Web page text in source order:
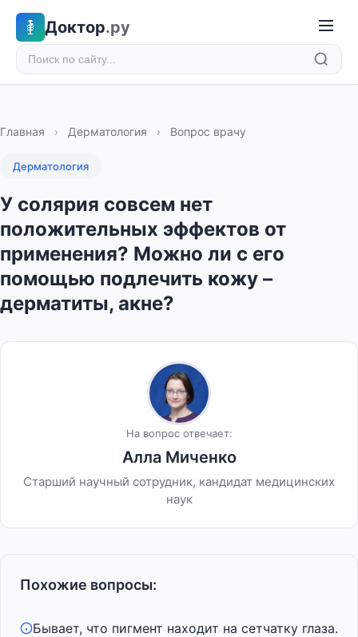
Доктор.ру
Главная › Дерматология › Вопрос врачу
Дерматология
У солярия совсем нет
положительных эффектов от
применения? Можно ли с его
помощью подлечить кожу –
дерматиты, акне?
На вопрос отвечает:
Алла Миченко
Старший научный сотрудник, кандидат медицинских
наук
Похожие вопросы:
Бывает, что пигмент находит на сетчатку глаза.